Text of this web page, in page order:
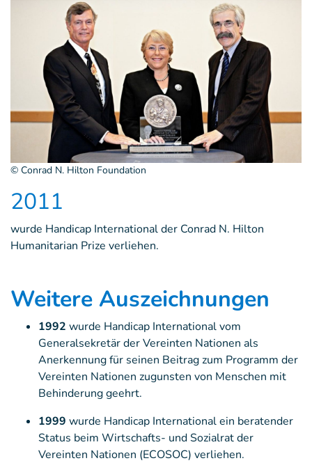
© Conrad N. Hilton Foundation
2011
wurde Handicap International der Conrad N. Hilton
Humanitarian Prize verliehen.
Weitere Auszeichnungen
1992 wurde Handicap International vom
Generalsekretär der Vereinten Nationen als
Anerkennung für seinen Beitrag zum Programm der
Vereinten Nationen zugunsten von Menschen mit
Behinderung geehrt.
1999 wurde Handicap International ein beratender
Status beim Wirtschafts- und Sozialrat der
Vereinten Nationen (ECOSOC) verliehen.